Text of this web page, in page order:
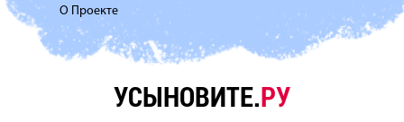
О Проекте
УСЫНОВИТЕ.РУ